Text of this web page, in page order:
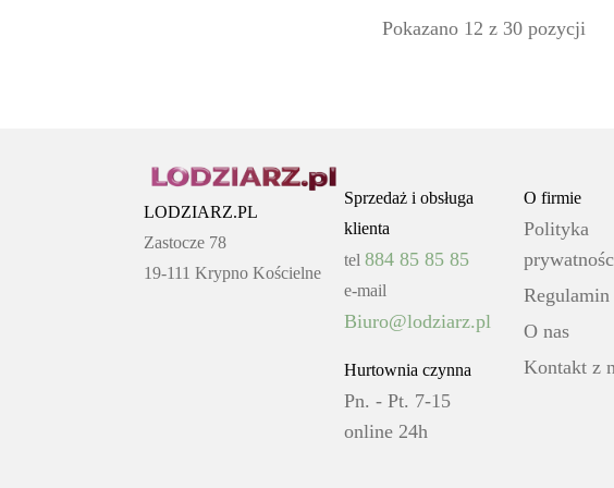
Pokazano 12 z 30 pozycji
LODZIARZ.PL
Zastocze 78
19-111 Krypno Kościelne
Sprzedaż i obsługa
klienta
tel 884 85 85 85
e-mail
Biuro@lodziarz.pl
Hurtownia czynna
Pn. - Pt. 7-15
online 24h
O firmie
Polityka
Regulamin
O nas
Kontakt z